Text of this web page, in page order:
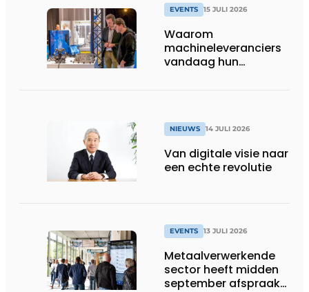
EVENTS 15 JULI 2026
Waarom
machineleveranciers
vandaag hun
NIEUWS 14 JULI 2026
Van digitale visie naar
een echte revolutie
EVENTS 13 JULI 2026
Metaalverwerkende
sector heeft midden
september afspraak